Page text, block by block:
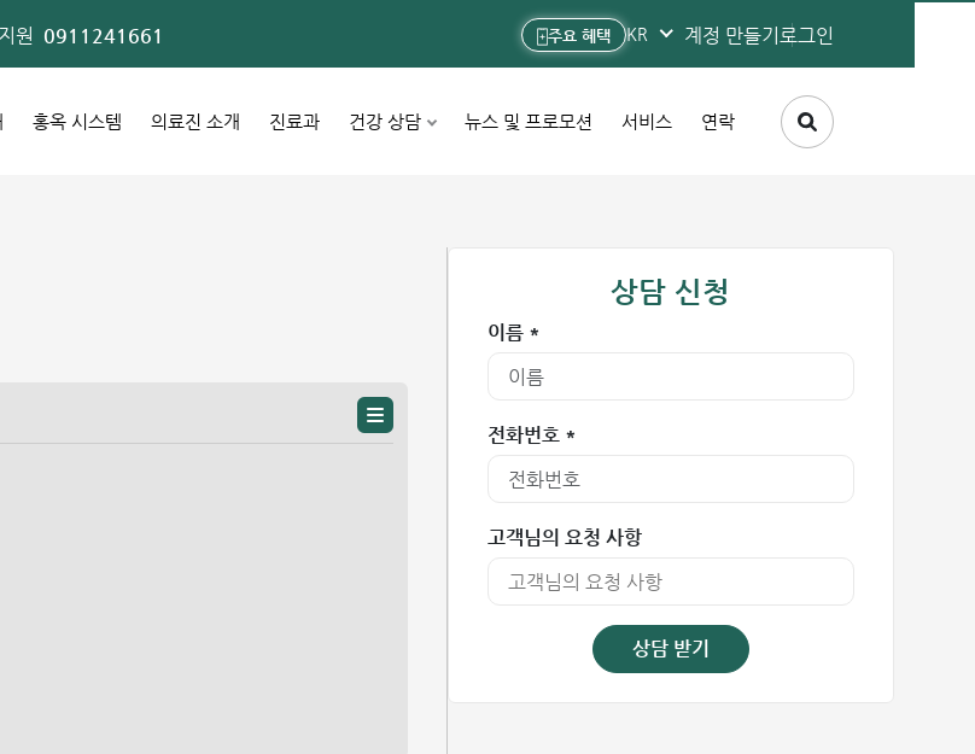
원 0911241661 주요 혜택 KR 계정 만들기 로그인
홍옥 시스템 의료진 소개 진료과 건강 상담 뉴스 및 프로모션 서비스 연락
상담 신청
이름 *
전화번호 *
고객님의 요청 사항
상담 받기